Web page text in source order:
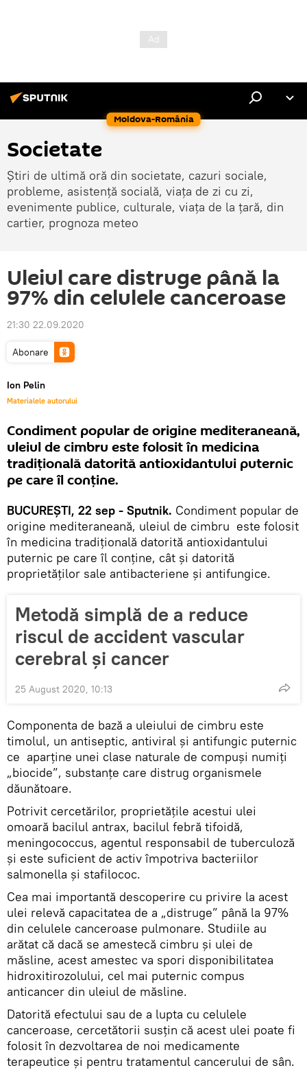
Moldova-România
Societate
Știri de ultimă oră din societate, cazuri sociale,
probleme, asistență socială, viața de zi cu zi,
evenimente publice, culturale, viața de la țară, din
cartier, prognoza meteo
Uleiul care distruge până la
97% din celulele canceroase
21:30 22.09.2020
Abonare
Ion Pelin
Materialele autorului
Condiment popular de origine mediteraneană,
uleiul de cimbru este folosit în medicina
tradițională datorită antioxidantului puternic
pe care îl conţine.
BUCUREȘTI, 22 sep - Sputnik. Condiment popular de
origine mediteraneană, uleiul de cimbru este folosit
în medicina tradițională datorită antioxidantului
puternic pe care îl conţine, cât şi datorită
proprietăților sale antibacteriene şi antifungice.
Metodă simplă de a reduce
riscul de accident vascular
cerebral și cancer
25 August 2020, 10:13
Componenta de bază a uleiului de cimbru este
timolul, un antiseptic, antiviral și antifungic puternic
ce aparține unei clase naturale de compuși numiți
„biocide”, substanțe care distrug organismele
dăunătoare.
Potrivit cercetărilor, proprietățile acestui ulei
omoară bacilul antrax, bacilul febră tifoidă,
meningococcus, agentul responsabil de tuberculoză
și este suficient de activ împotriva bacteriilor
salmonella și stafilococ.
Cea mai importantă descoperire cu privire la acest
ulei relevă capacitatea de a „distruge” până la 97%
din celulele canceroase pulmonare. Studiile au
arătat că dacă se amestecă cimbru și ulei de
măsline, acest amestec va spori disponibilitatea
hidroxitirozolului, cel mai puternic compus
anticancer din uleiul de măsline.
Datorită efectului sau de a lupta cu celulele
canceroase, cercetătorii susțin că acest ulei poate fi
folosit în dezvoltarea de noi medicamente
terapeutice și pentru tratamentul cancerului de sân.